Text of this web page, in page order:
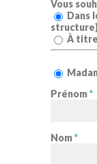
Vous
Dans
À
Prénom*
Nom*